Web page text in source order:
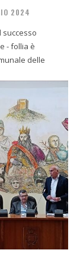
2024
- follia è
delle